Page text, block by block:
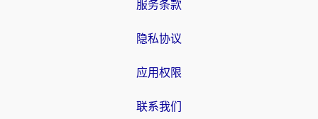
服务条款
隐私协议
应用权限
联系我们